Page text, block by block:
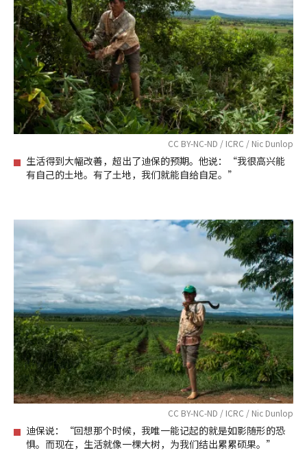
CC BY-NC-ND / ICRC / Nic Dunlop
生活得到大幅改善，超出了迪保的预期。他说：“我很高兴能
有自己的土地。有了土地，我们就能自给自足。”
CC BY-NC-ND / ICRC / Nic Dunlop
迪保说：“回想那个时候，我唯一能记起的就是如影随形的恐
惧。而现在，生活就像一棵大树，为我们结出累累硕果。”